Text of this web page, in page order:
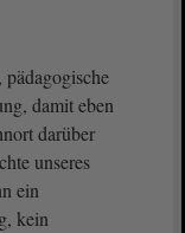
damit eben
darüber
unseres
ein
kein